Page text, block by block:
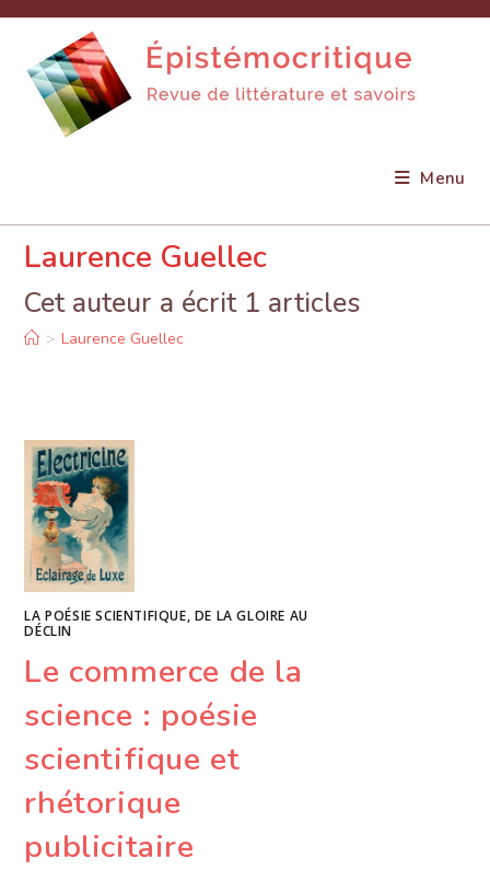
content
Menu
Laurence Guellec
Cet auteur a écrit 1 articles
> Laurence Guellec
LA POÉSIE SCIENTIFIQUE, DE LA GLOIRE AU
DÉCLIN
Le commerce de la
science : poésie
scientifique et
rhétorique
publicitaire